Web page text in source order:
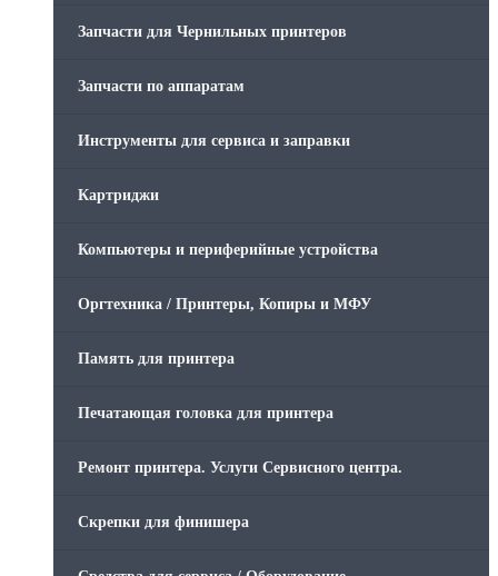
Запчасти для Чернильных принтеров
Запчасти по аппаратам
Инструменты для сервиса и заправки
Картриджи
Компьютеры и периферийные устройства
Оргтехника / Принтеры, Копиры и МФУ
Память для принтера
Печатающая головка для принтера
Ремонт принтера. Услуги Сервисного центра.
Скрепки для финишера